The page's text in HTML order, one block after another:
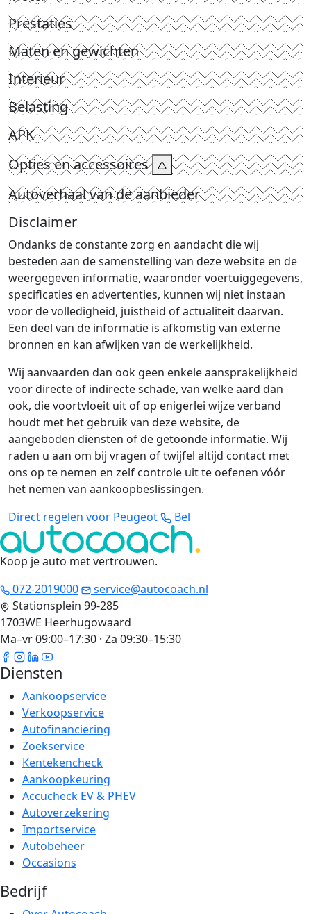
Prestaties
Maten en gewichten
Interieur
Belasting
APK
Opties en accessoires
Autoverhaal van de aanbieder
Disclaimer
Ondanks de constante zorg en aandacht die wij
besteden aan de samenstelling van deze website en de
weergegeven informatie, waaronder voertuiggegevens,
specificaties en advertenties, kunnen wij niet instaan
voor de volledigheid, juistheid of actualiteit daarvan.
Een deel van de informatie is afkomstig van externe
bronnen en kan afwijken van de werkelijkheid.
Wij aanvaarden dan ook geen enkele aansprakelijkheid
voor directe of indirecte schade, van welke aard dan
ook, die voortvloeit uit of op enigerlei wijze verband
houdt met het gebruik van deze website, de
aangeboden diensten of de getoonde informatie. Wij
raden u aan om bij vragen of twijfel altijd contact met
ons op te nemen en zelf controle uit te oefenen vóór
het nemen van aankoopbeslissingen.
Direct regelen voor Peugeot
Bel
Koop je auto met vertrouwen.
072-2019000
service@autocoach.nl
Stationsplein 99-285
1703WE Heerhugowaard
Ma–vr 09:00–17:30 · Za 09:30–15:30
Diensten
Aankoopservice
Verkoopservice
Autofinanciering
Zoekservice
Kentekencheck
Aankoopkeuring
Accucheck EV & PHEV
Autoverzekering
Importservice
Autobeheer
Occasions
Bedrijf